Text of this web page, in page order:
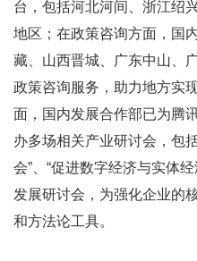
台，包括河北河间、浙江绍
地区；在政策咨询方面，国
藏、山西晋城、广东中山、
政策咨询服务，助力地方实
面，国内发展合作部已为腾
办多场相关产业研讨会，包
会”、“促进数字经济与实体
发展研讨会，为强化企业的
和方法论工具。